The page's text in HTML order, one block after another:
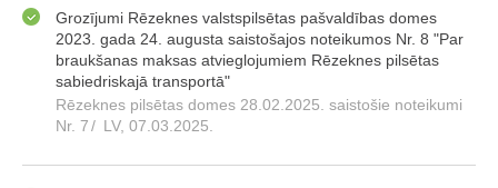
Grozījumi Rēzeknes valstspilsētas pašvaldības domes
2023. gada 24. augusta saistošajos noteikumos Nr. 8 "Par
braukšanas maksas atvieglojumiem Rēzeknes pilsētas
sabiedriskajā transportā"
Rēzeknes pilsētas domes 28.02.2025. saistošie noteikumi
Nr. 7/ LV, 07.03.2025.